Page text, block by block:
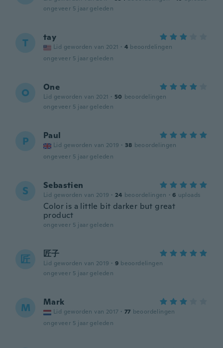
ongeveer 5 jaar geleden
T tay
Lid geworden van 2021 · 4 beoordelingen
ongeveer 5 jaar geleden
O One
Lid geworden van 2021 · 50 beoordelingen
ongeveer 5 jaar geleden
P Paul
Lid geworden van 2019 · 38 beoordelingen
ongeveer 5 jaar geleden
S Sebastien
Lid geworden van 2019 · 24 beoordelingen · 6 uploads
Color is a little bit darker but great
product
ongeveer 5 jaar geleden
匠 匠子
Lid geworden van 2019 · 9 beoordelingen
ongeveer 5 jaar geleden
M Mark
Lid geworden van 2017 · 77 beoordelingen
ongeveer 5 jaar geleden